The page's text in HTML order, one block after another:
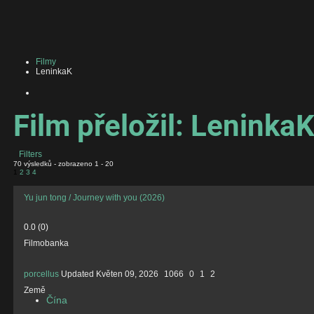
Filmy
LeninkaK
Film přeložil:
Filters
70 výsledků - zobrazeno 1 - 20
2 3 4
Yu jun tong / Journey with you (2026)
0.0(0)
Filmobanka
porcellus Updated Květen 09, 2026 1066 0 1
2
Země
Čína